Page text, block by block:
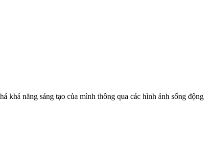
khả năng sáng tạo của mình thông qua các hình ảnh sống động